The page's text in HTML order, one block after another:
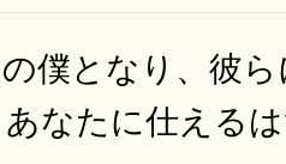
僕となり、彼
なたに仕えるは